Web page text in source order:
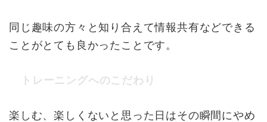
同じ趣味の方々と知り合えて情報共有などできる
ことがとても良かったことです。
トレーニングへのこだわり
楽しむ、楽しくないと思った日はその瞬間にやめ